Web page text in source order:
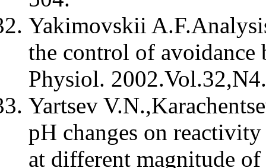
Yakimovskii
the control of avoidance
Physiol.
Yartsev
pH changes on
at different magnitude